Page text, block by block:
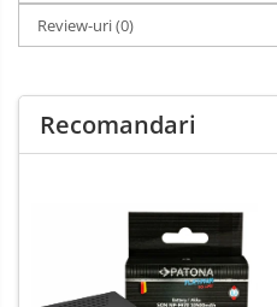
Review-uri(0)
Recomandari